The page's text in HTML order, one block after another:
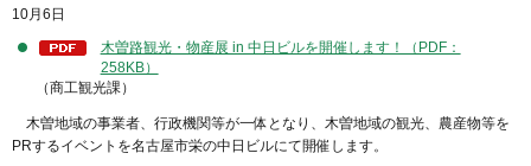
10月6日
木曽路観光・物産展 in 中日ビルを開催します！（PDF：
258KB）
（商工観光課）
木曽地域の事業者、行政機関等が一体となり、木曽地域の観光、農産物等を
PRするイベントを名古屋市栄の中日ビルにて開催します。